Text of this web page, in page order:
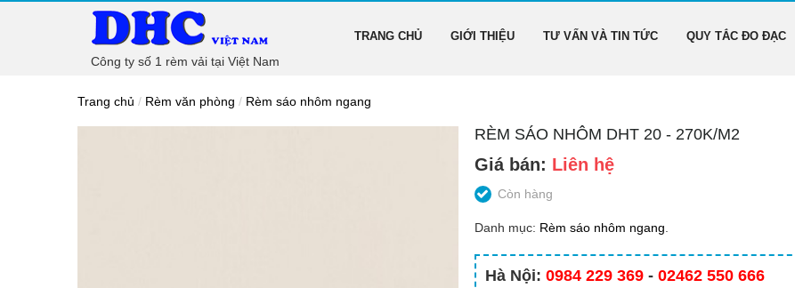
Công ty số 1 rèm vải tại Việt Nam
TRANG CHỦ GIỚI THIỆU TƯ VẤN VÀ TIN TỨC QUY TẮC ĐO ĐẠC
Trang chủ / Rèm văn phòng / Rèm sáo nhôm ngang
RÈM SÁO NHÔM DHT 20 - 270K/M2
Giá bán: Liên hệ
Còn hàng
Danh mục: Rèm sáo nhôm ngang
Hà Nội: 0984 229 369 - 02462 550 666